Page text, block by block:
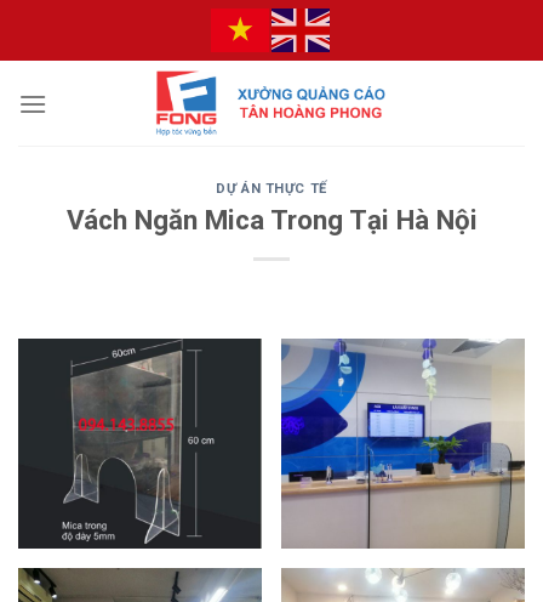
dung
DỰ ÁN THỰC TẾ
Vách Ngăn Mica Trong Tại Hà Nội